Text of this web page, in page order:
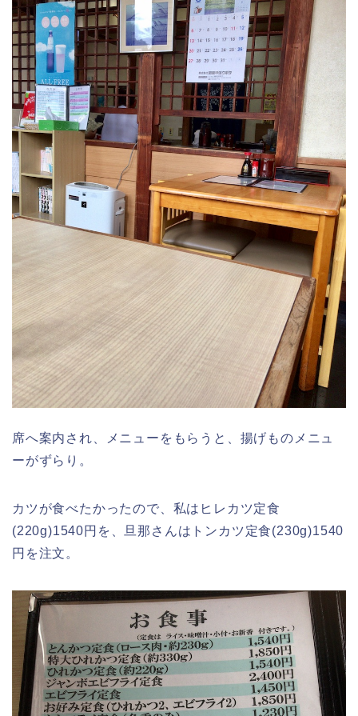
席へ案内され、メニューをもらうと、揚げものメニュ
ーがずらり。
カツが食べたかったので、私はヒレカツ定食
(220g)1540円を、旦那さんはトンカツ定食(230g)1540
円を注文。